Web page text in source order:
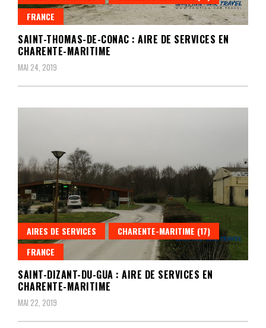
FRANCE
SAINT-THOMAS-DE-CONAC : AIRE DE SERVICES EN
CHARENTE-MARITIME
MAI 24, 2019
AIRES DE SERVICES
CHARENTE-MARITIME (17)
FRANCE
SAINT-DIZANT-DU-GUA : AIRE DE SERVICES EN
CHARENTE-MARITIME
MAI 22, 2019